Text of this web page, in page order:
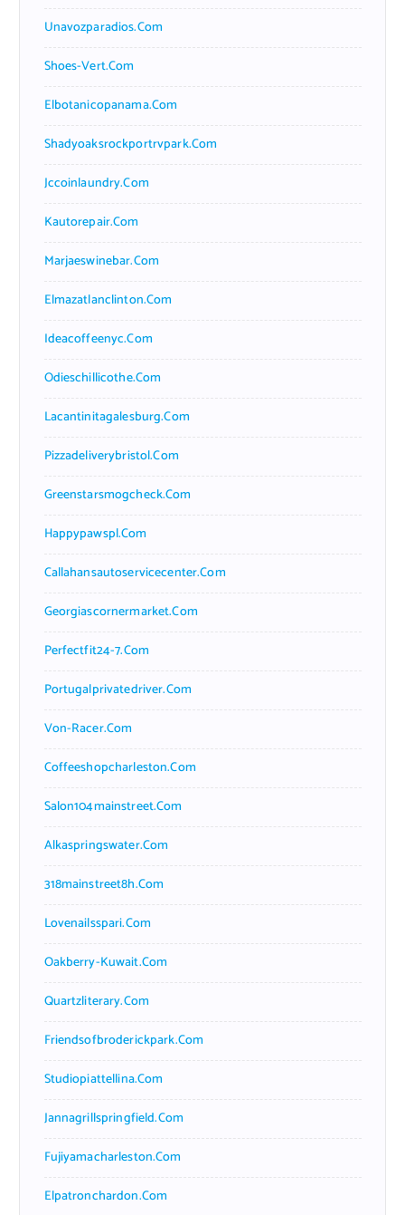
Unavozparadios.com
Shoes-Vert.com
Elbotanicopanama.com
Shadyoaksrockportrvpark.com
Jccoinlaundry.com
Kautorepair.com
Marjaeswinebar.com
Elmazatlanclinton.com
Ideacoffeenyc.com
Odieschillicothe.com
Lacantinitagalesburg.com
Pizzadeliverybristol.com
Greenstarsmogcheck.com
Happypawspl.com
Callahansautoservicecenter.com
Georgiascornermarket.com
Perfectfit24-7.com
Portugalprivatedriver.com
Von-Racer.com
Coffeeshopcharleston.com
Salon104mainstreet.com
Alkaspringswater.com
318mainstreet8h.com
Lovenailsspari.com
Oakberry-Kuwait.com
Quartzliterary.com
Friendsofbroderickpark.com
Studiopiattellina.com
Jannagrillspringfield.com
Fujiyamacharleston.com
Elpatronchardon.com